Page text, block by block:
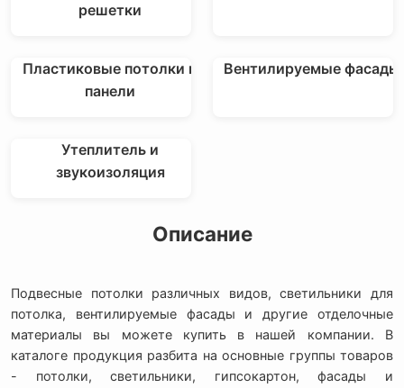
решетки
Пластиковые потолки и
панели
Вентилируемые фасады
Утеплитель и
звукоизоляция
Описание
Подвесные потолки различных видов, светильники для
потолка, вентилируемые фасады и другие отделочные
материалы вы можете купить в нашей компании. В
каталоге продукция разбита на основные группы товаров
- потолки, светильники, гипсокартон, фасады и